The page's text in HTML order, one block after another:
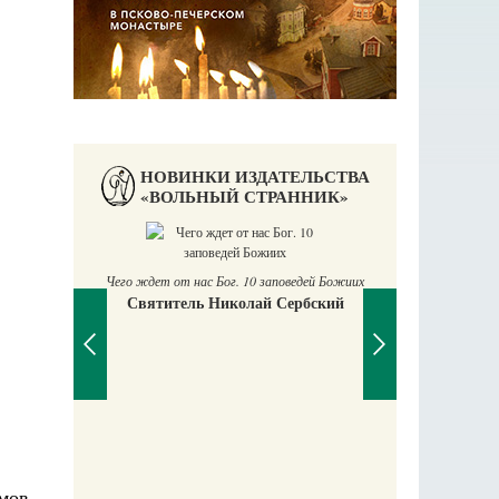
НОВИНКИ ИЗДАТЕЛЬСТВА
«ВОЛЬНЫЙ СТРАННИК»
у
Чего ждет от нас Бог. 10 заповедей Божиих
Святитель Николай Сербский